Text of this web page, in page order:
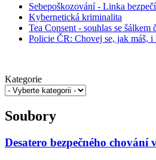
Sebepoškozování - Linka bezpečí
Kybernetická kriminalita
Tea Consent - souhlas se šálkem
Policie ČR: Chovej se, jak máš, i
Kategorie
Soubory
Desatero bezpečného chování